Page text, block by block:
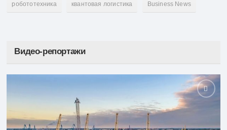
робототехника квантовая логистика Business News
Видео-репортажи